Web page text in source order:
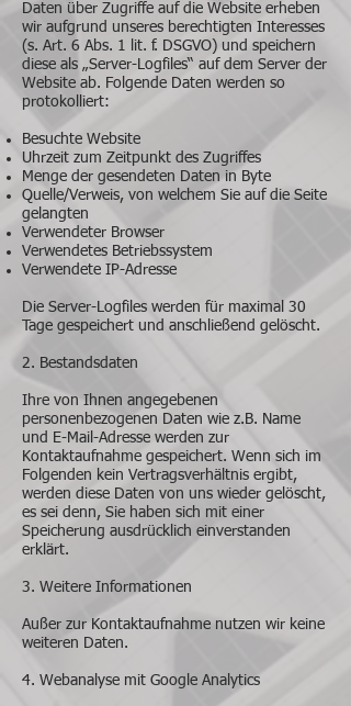
Daten über Zugriffe auf die Website erheben
wir aufgrund unseres berechtigten Interesses
(s. Art. 6 Abs. 1 lit. f. DSGVO) und speichern
diese als „Server-Logfiles“ auf dem Server der
Website ab. Folgende Daten werden so
protokolliert:
Besuchte Website
Uhrzeit zum Zeitpunkt des Zugriffes
Menge der gesendeten Daten in Byte
Quelle/Verweis, von welchem Sie auf die Seite
gelangten
Verwendeter Browser
Verwendetes Betriebssystem
Verwendete IP-Adresse
Die Server-Logfiles werden für maximal 30
Tage gespeichert und anschließend gelöscht.
2. Bestandsdaten
Ihre von Ihnen angegebenen
personenbezogenen Daten wie z.B. Name
und E-Mail-Adresse werden zur
Kontaktaufnahme gespeichert. Wenn sich im
Folgenden kein Vertragsverhältnis ergibt,
werden diese Daten von uns wieder gelöscht,
es sei denn, Sie haben sich mit einer
Speicherung ausdrücklich einverstanden
erklärt.
3. Weitere Informationen
Außer zur Kontaktaufnahme nutzen wir keine
weiteren Daten.
4. Webanalyse mit Google Analytics